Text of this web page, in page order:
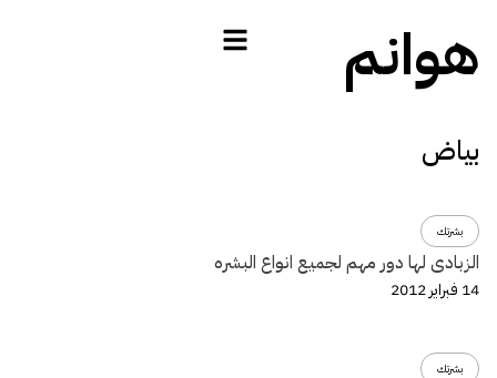
هوانم
بياض
بشرتك
الزبادى لها دور مهم لجميع انواع البشره
14 فبراير 2012
بشرتك